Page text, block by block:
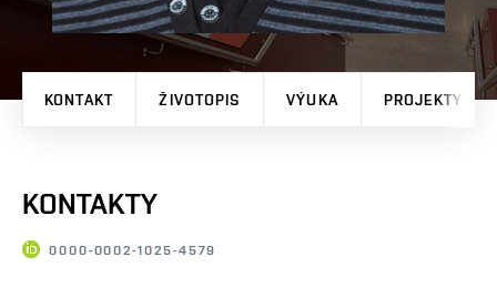
KONTAKT ŽIVOTOPIS VÝUKA PROJEKTY
KONTAKTY
0000-0002-1025-4579